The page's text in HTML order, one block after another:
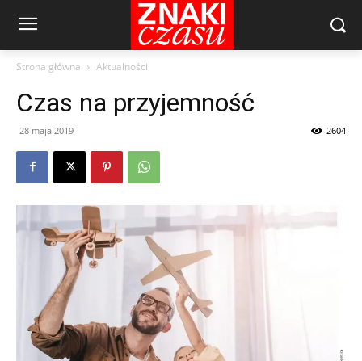
Strona główna Aktualności
Czas na przyjemność
28 maja 2019 2604